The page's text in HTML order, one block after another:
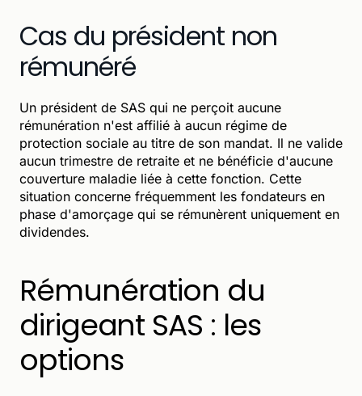
Cas du président non
rémunéré
Un président de SAS qui ne perçoit aucune
rémunération n'est affilié à aucun régime de
protection sociale au titre de son mandat. Il ne valide
aucun trimestre de retraite et ne bénéficie d'aucune
couverture maladie liée à cette fonction. Cette
situation concerne fréquemment les fondateurs en
phase d'amorçage qui se rémunèrent uniquement en
dividendes.
Rémunération du
dirigeant SAS : les
options